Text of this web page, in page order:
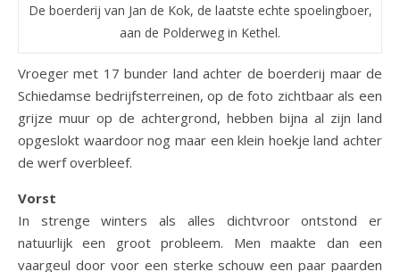
De boerderij van Jan de Kok, de laatste echte spoelingboer,
aan de Polderweg in Kethel.
Vroeger met 17 bunder land achter de boerderij maar de
Schiedamse bedrijfsterreinen, op de foto zichtbaar als een
grijze muur op de achtergrond, hebben bijna al zijn land
opgeslokt waardoor nog maar een klein hoekje land achter
de werf overbleef.
Vorst
In strenge winters als alles dichtvroor ontstond er
natuurlijk een groot probleem. Men maakte dan een
vaargeul door voor een sterke schouw een paar paarden